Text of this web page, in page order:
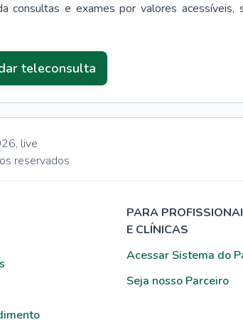
consultas e exames por valores
teleconsulta
, live
reservados
PARA
E CLÍNICAS
Acessar Sistema do
Seja nosso Parceiro